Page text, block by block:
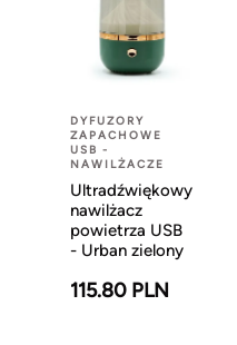
DYFUZORY
ZAPACHOWE
USB -
NAWILŻACZE
Ultradźwiękowy
nawilżacz
powietrza USB
- Urban zielony
115.80 PLN